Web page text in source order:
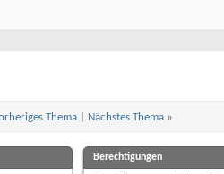
Thema| Nächstes Thema »
Berechtigungen